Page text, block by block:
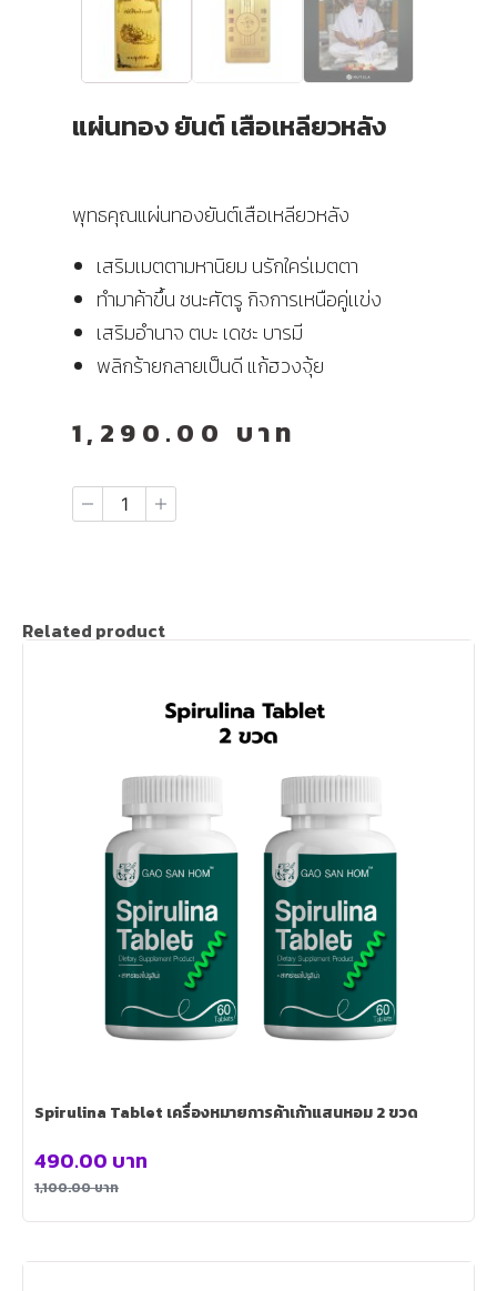
แผ่นทอง ยันต์ เสือเหลียวหลัง
พุทธคุณแผ่นทองยันต์เสือเหลียวหลัง
เสริมเมตตามหานิยม นรักใคร่เมตตา
ทำมาค้าขึ้น ชนะศัตรู กิจการเหนือคู่เเข่ง
เสริมอำนาจ ตบะ เดชะ บารมี
พลิกร้ายกลายเป็นดี แก้ฮวงจุ้ย
1,290.00 บาท
Related product
Spirulina Tablet เครื่องหมายการค้าเก้าแสนหอม 2 ขวด
1,100.00บาท
490.00 บาท